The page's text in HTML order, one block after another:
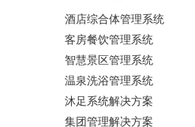
酒店综合体管理系统
客房餐饮管理系统
智慧景区管理系统
温泉洗浴管理系统
沐足系统解决方案
集团管理解决方案